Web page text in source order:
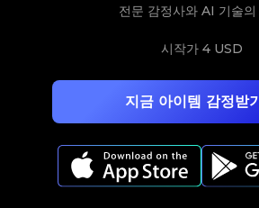
지금 아이템 감정받
전문 감정사와 AI 기술의
시작가 4 USD